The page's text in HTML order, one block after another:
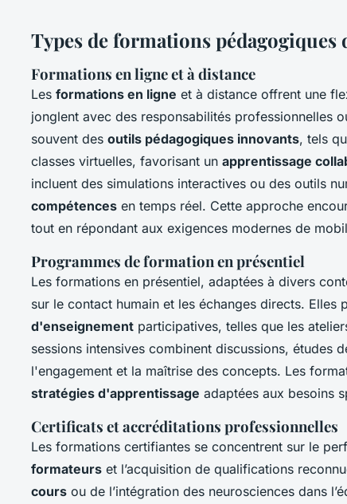
Types de formations pédagogiques
Formations en ligne et à distance
Les formations en ligne et à distance offrent une
jonglent avec des responsabilités professionnelles
souvent des outils pédagogiques innovants, tels
classes virtuelles, favorisant un apprentissage
incluent des simulations interactives ou des outils
compétences en temps réel. Cette approche
tout en répondant aux exigences modernes de
Programmes de formation en présentiel
Les formations en présentiel, adaptées à divers
sur le contact humain et les échanges directs. Elles
d'enseignement participatives, telles que les
sessions intensives combinent discussions, études
l'engagement et la maîtrise des concepts. Les
stratégies d'apprentissage adaptées aux besoins
Certificats et accréditations professionnelles
Les formations certifiantes se concentrent sur le
formateurs et l’acquisition de qualifications
cours ou de l’intégration des neurosciences dans